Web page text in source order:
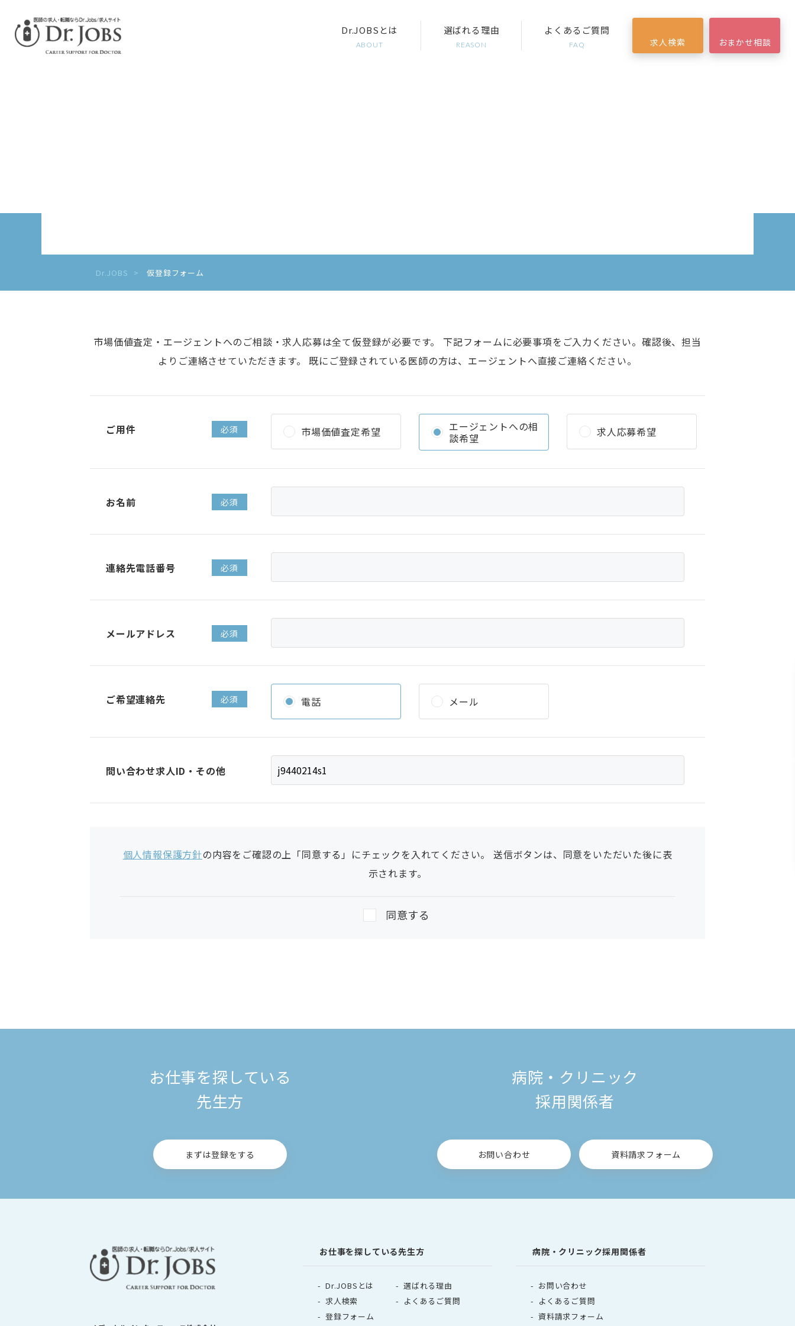
Dr.JOBSとは
ABOUT
選ばれる理由
REASON
よくあるご質問
FAQ 求人検索 おまかせ相談
Dr.JOBS 仮登録フォーム
市場価値査定・エージェントへのご相談・求人応募は全て仮登録が必要です。 下記フォームに必要事項をご入力ください。確認後、担当
よりご連絡させていただきます。 既にご登録されている医師の方は、エージェントへ直接ご連絡ください。
ご用件 必須 市場価値査定希望
エージェントへの相
談希望
求人応募希望
お名前 必須
連絡先電話番号 必須
メールアドレス 必須
ご希望連絡先 必須 電話 メール
問い合わせ求人ID・その他
個人情報保護方針の内容をご確認の上「同意する」にチェックを入れてください。 送信ボタンは、同意をいただいた後に表
示されます。
同意する
お仕事を探している
先生方
まずは登録をする
病院・クリニック
採用関係者
お問い合わせ 資料請求フォーム
お仕事を探している先生方
Dr.JOBSとは
選ばれる理由
求人検索
よくあるご質問
登録フォーム
病院・クリニック採用関係者
お問い合わせ
よくあるご質問
資料請求フォーム